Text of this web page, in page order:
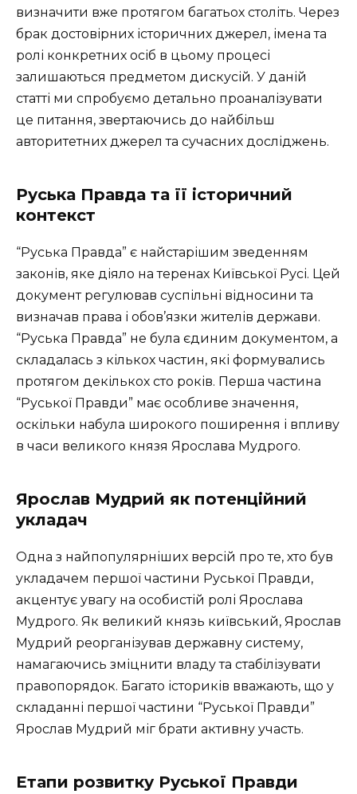
визначити вже протягом багатьох століть. Через
брак достовірних історичних джерел, імена та
ролі конкретних осіб в цьому процесі
залишаються предметом дискусій. У даній
статті ми спробуємо детально проаналізувати
це питання, звертаючись до найбільш
авторитетних джерел та сучасних досліджень.
Руська Правда та її історичний
контекст
“Руська Правда” є найстарішим зведенням
законів, яке діяло на теренах Київської Русі. Цей
документ регулював суспільні відносини та
визначав права і обов’язки жителів держави.
“Руська Правда” не була єдиним документом, а
складалась з кількох частин, які формувались
протягом декількох сто років. Перша частина
“Руської Правди” має особливе значення,
оскільки набула широкого поширення і впливу
в часи великого князя Ярослава Мудрого.
Ярослав Мудрий як потенційний
укладач
Одна з найпопулярніших версій про те, хто був
укладачем першої частини Руської Правди,
акцентує увагу на особистій ролі Ярослава
Мудрого. Як великий князь київський, Ярослав
Mудрий реорганізував державну систему,
намагаючись зміцнити владу та стабілізувати
правопорядок. Багато істориків вважають, що у
складанні першої частини “Руської Правди”
Ярослав Mудрий міг брати активну участь.
Етапи розвитку Руської Правди